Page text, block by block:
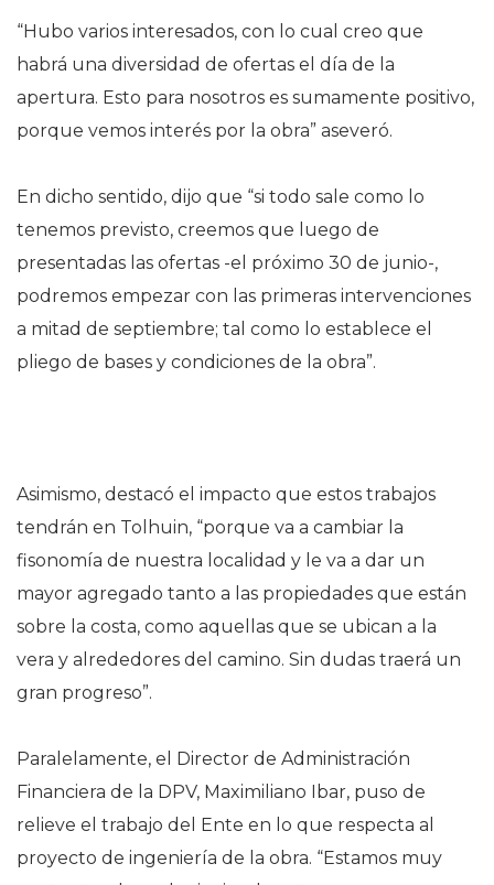
“Hubo varios interesados, con lo cual creo que
habrá una diversidad de ofertas el día de la
apertura. Esto para nosotros es sumamente positivo,
porque vemos interés por la obra” aseveró.
En dicho sentido, dijo que “si todo sale como lo
tenemos previsto, creemos que luego de
presentadas las ofertas -el próximo 30 de junio-,
podremos empezar con las primeras intervenciones
a mitad de septiembre; tal como lo establece el
pliego de bases y condiciones de la obra”.
Asimismo, destacó el impacto que estos trabajos
tendrán en Tolhuin, “porque va a cambiar la
fisonomía de nuestra localidad y le va a dar un
mayor agregado tanto a las propiedades que están
sobre la costa, como aquellas que se ubican a la
vera y alrededores del camino. Sin dudas traerá un
gran progreso”.
Paralelamente, el Director de Administración
Financiera de la DPV, Maximiliano Ibar, puso de
relieve el trabajo del Ente en lo que respecta al
proyecto de ingeniería de la obra. “Estamos muy